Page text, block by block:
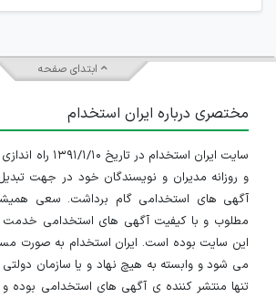
ابتدای صفحه
مختصری درباره ایران استخدام
سایت ایران استخدام
و روزانه مدیران و نویسندگان خود در جهت
آگهی های استخدامی گام برداشت. سعی
مطلوب و با کیفیت آگهی های استخدامی خدمت
این سایت بوده است. ایران استخدام به صورت
می شود و وابسته به هیچ نهاد و یا سازمان
تنها منتشر کننده ی آگهی های استخدامی بوده و